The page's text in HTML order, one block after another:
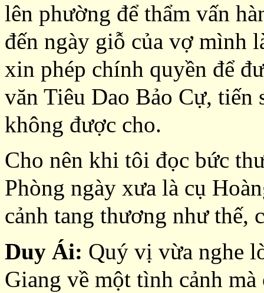
lên phường để thẩm vấn
đến ngày giỗ của vợ mình
xin phép chính quyền để
văn Tiêu Dao Bảo Cự, tiến
không được cho.
Cho nên khi tôi đọc bức
Phòng ngày xưa là cụ
cảnh tang thương như thế,
Duy Ái: Quý vị vừa nghe
Giang về một tình cảnh